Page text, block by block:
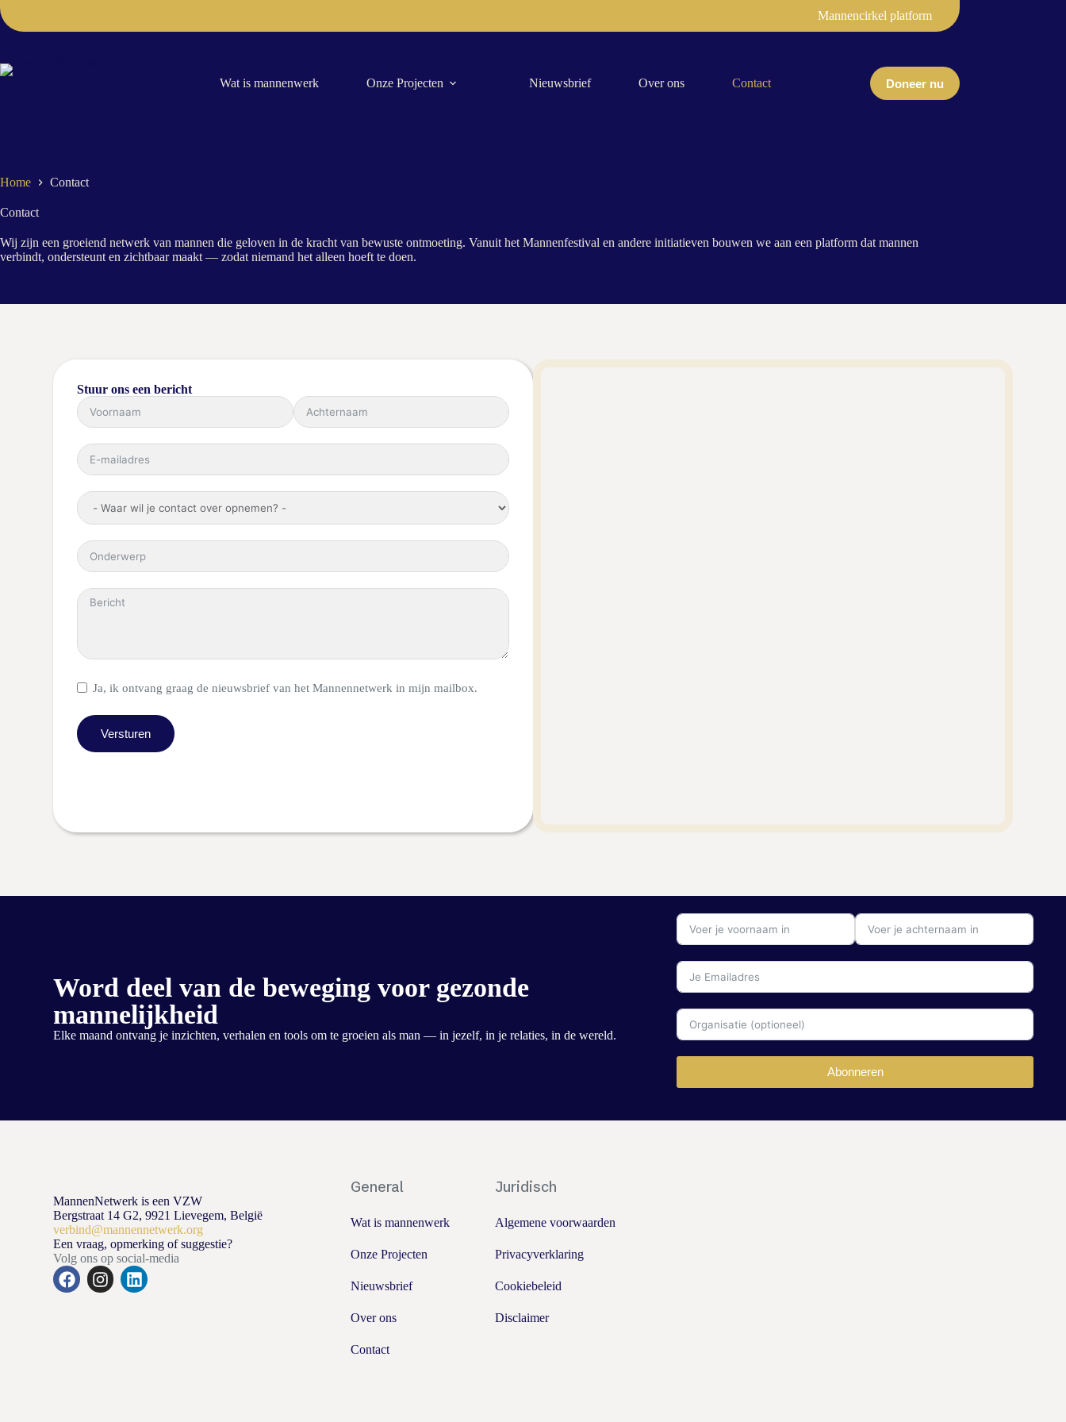
Mannencirkel platform
Wat is mannenwerk Onze Projecten Nieuwsbrief Over ons Contact Doneer nu
Home Contact
Contact
Wij zijn een groeiend netwerk van mannen die geloven in de kracht van bewuste ontmoeting. Vanuit het Mannenfestival en andere initiatieven bouwen we aan een platform dat mannen
verbindt, ondersteunt en zichtbaar maakt — zodat niemand het alleen hoeft te doen.
Stuur ons een bericht
Ja, ik ontvang graag de nieuwsbrief van het Mannennetwerk in mijn mailbox.
Versturen
Word deel van de beweging voor gezonde
mannelijkheid
Elke maand ontvang je inzichten, verhalen en tools om te groeien als man — in jezelf, in je relaties, in de wereld.
Abonneren
MannenNetwerk is een VZW
Bergstraat 14 G2, 9921 Lievegem, België
verbind@mannennetwerk.org
Een vraag, opmerking of suggestie?
Volg ons op social-media
General
Wat is mannenwerk
Onze Projecten
Nieuwsbrief
Over ons
Contact
Juridisch
Algemene voorwaarden
Privacyverklaring
Cookiebeleid
Disclaimer